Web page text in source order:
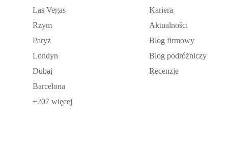
Las Vegas
Rzym
Paryż
Londyn
Dubaj
Barcelona
+207 więcej
Kariera
Aktualności
Blog firmowy
Blog podróżniczy
Recenzje